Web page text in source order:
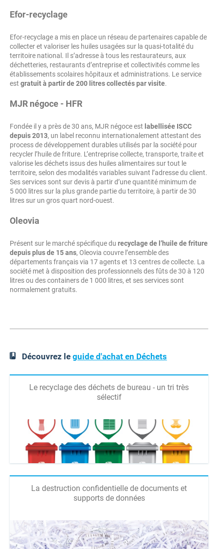
Efor-recyclage
Efor-recyclage a mis en place un réseau de partenaires capable de
collecter et valoriser les huiles usagées sur la quasi-totalité du
territoire national. Il s’adresse à tous les restaurateurs, aux
déchetteries, restaurants d’entreprise et collectivités comme les
établissements scolaires hôpitaux et administrations. Le service
est gratuit à partir de 200 litres collectés par visite.
MJR négoce - HFR
Fondée il y a près de 30 ans, MJR négoce est labellisée ISCC
depuis 2013, un label reconnu internationalement attestant des
process de développement durables utilisés par la société pour
recycler l’huile de friture. L’entreprise collecte, transporte, traite et
valorise les déchets issus des huiles alimentaires sur tout le
territoire, selon des modalités variables suivant l’adresse du client.
Ses services sont sur devis à partir d’une quantité minimum de
5 000 litres sur la plus grande partie du territoire, à partir de 30
litres sur un gros quart nord-ouest.
Oleovia
Présent sur le marché spécifique du recyclage de l’huile de friture
depuis plus de 15 ans, Oleovia couvre l’ensemble des
départements français via 17 agents et 13 centres de collecte. La
société met à disposition des professionnels des fûts de 30 à 120
litres ou des containers de 1 000 litres, et ses services sont
normalement gratuits.
Découvrez leguide d'achat en Déchets
Le recyclage des déchets de bureau - un tri très
sélectif
La destruction confidentielle de documents et
supports de données